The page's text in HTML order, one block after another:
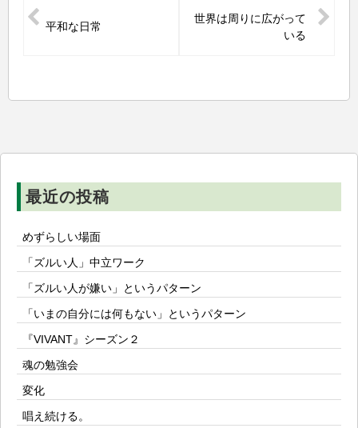
稿
ー
平和な日常
世界は周りに広がって
いる
最近の投稿
めずらしい場面
「ズルい人」中立ワーク
「ズルい人が嫌い」というパターン
「いまの自分には何もない」というパターン
『VIVANT』シーズン２
魂の勉強会
変化
唱え続ける。